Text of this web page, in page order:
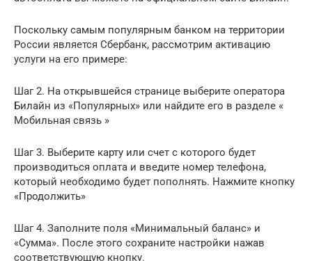
Поскольку самым популярным банком на территории
России является Сбербанк, рассмотрим активацию
услуги на его примере:
Шаг 2. На открывшейся странице выберите оператора
Билайн из «Популярных» или найдите его в разделе «
Мобильная связь »
Шаг 3. Выберите карту или счет с которого будет
производиться оплата и введите номер телефона,
который необходимо будет пополнять. Нажмите кнопку
«Продолжить»
Шаг 4. Заполните поля «Минимальный баланс» и
«Сумма». После этого сохраните настройки нажав
соответствующую кнопку.